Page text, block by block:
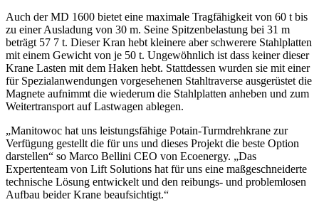
Auch der MD 1600 bietet eine maximale Tragfähigkeit von 60 t bis
zu einer Ausladung von 30 m. Seine Spitzenbelastung bei 31 m
beträgt 57 7 t. Dieser Kran hebt kleinere aber schwerere Stahlplatten
mit einem Gewicht von je 50 t. Ungewöhnlich ist dass keiner dieser
Krane Lasten mit dem Haken hebt. Stattdessen wurden sie mit einer
für Spezialanwendungen vorgesehenen Stahltraverse ausgerüstet die
Magnete aufnimmt die wiederum die Stahlplatten anheben und zum
Weitertransport auf Lastwagen ablegen.
„Manitowoc hat uns leistungsfähige Potain-Turmdrehkrane zur
Verfügung gestellt die für uns und dieses Projekt die beste Option
darstellen“ so Marco Bellini CEO von Ecoenergy. „Das
Expertenteam von Lift Solutions hat für uns eine maßgeschneiderte
technische Lösung entwickelt und den reibungs- und problemlosen
Aufbau beider Krane beaufsichtigt.“